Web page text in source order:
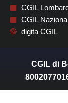
CGIL
CGIL
digita CGIL
CGIL di